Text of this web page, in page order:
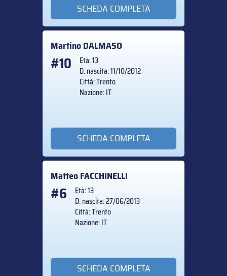
SCHEDA COMPLETA
MartinoDALMASO
#10
Età: 13
D. nascita: 11/10/2012
Città: Trento
Nazione: IT
SCHEDA COMPLETA
MatteoFACCHINELLI
#6
Età: 13
D. nascita: 27/06/2013
Città: Trento
Nazione: IT
SCHEDA COMPLETA